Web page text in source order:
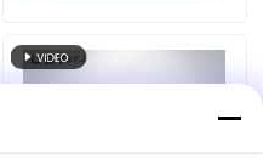
250g, 500g, 1000g en
60 r/min